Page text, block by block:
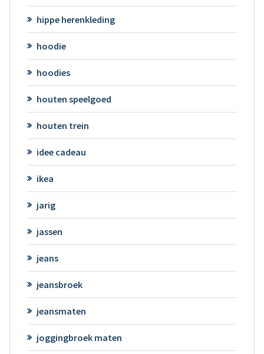
hippe herenkleding
hoodie
hoodies
houten speelgoed
houten trein
idee cadeau
ikea
jarig
jassen
jeans
jeansbroek
jeansmaten
joggingbroek maten